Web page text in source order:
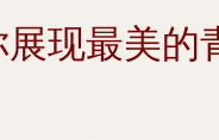
现最美的